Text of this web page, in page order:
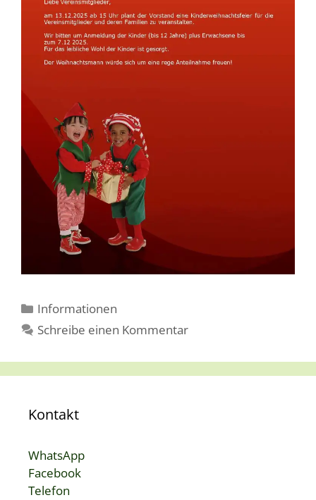
Kategorien
Informationen
Schreibe einen Kommentar
Kontakt
WhatsApp
Facebook
Telefon